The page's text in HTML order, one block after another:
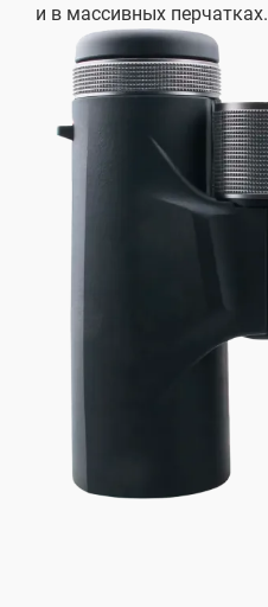
и в массивных перчатках.